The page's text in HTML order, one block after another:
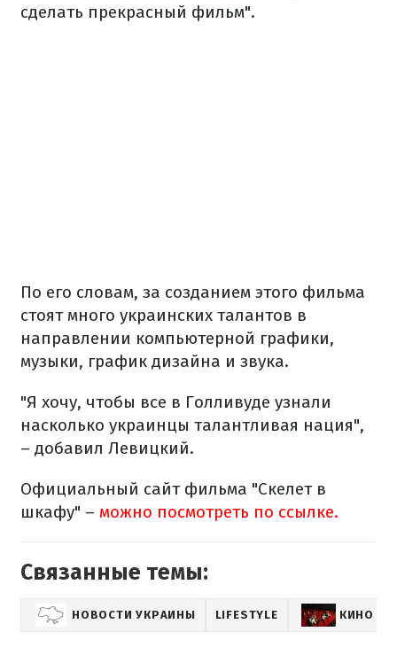
сделать прекрасный фильм".
По его словам, за созданием этого фильма
стоят много украинских талантов в
направлении компьютерной графики,
музыки, график дизайна и звука.
"Я хочу, чтобы все в Голливуде узнали
насколько украинцы талантливая нация",
– добавил Левицкий.
Официальный сайт фильма "Скелет в
шкафу" – можно посмотреть по ссылке.
Связанные темы:
НОВОСТИ УКРАИНЫ LIFESTYLE КИНО